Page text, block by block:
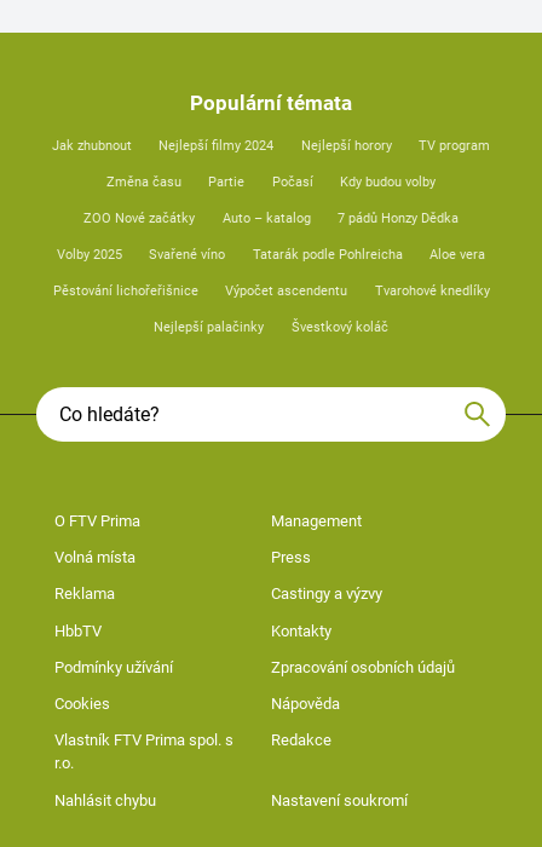
Populární témata
Jak zhubnout Nejlepší filmy 2024 Nejlepší horory TV program
Změna času Partie Počasí Kdy budou volby
ZOO Nové začátky Auto – katalog 7 pádů Honzy Dědka
Volby 2025 Svařené víno Tatarák podle Pohlreicha Aloe vera
Pěstování lichořeřišnice Výpočet ascendentu Tvarohové knedlíky
Nejlepší palačinky Švestkový koláč
O FTV Prima Management
Volná místa Press
Reklama Castingy a výzvy
HbbTV Kontakty
Podmínky užívání Zpracování osobních údajů
Cookies Nápověda
Vlastník FTV Prima spol. s
r.o.
Redakce
Nahlásit chybu Nastavení soukromí